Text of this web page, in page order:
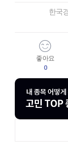
한국
좋아요
0